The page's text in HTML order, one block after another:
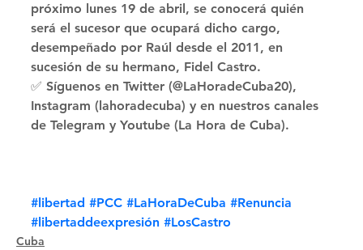
próximo lunes 19 de abril, se conocerá quién
será el sucesor que ocupará dicho cargo,
desempeñado por Raúl desde el 2011, en
sucesión de su hermano, Fidel Castro.
✅ Síguenos en Twitter (@LaHoradeCuba20),
Instagram (lahoradecuba) y en nuestros canales
de Telegram y Youtube (La Hora de Cuba).
#libertad #PCC #LaHoraDeCuba #Renuncia
#libertaddeexpresión #LosCastro
Cuba